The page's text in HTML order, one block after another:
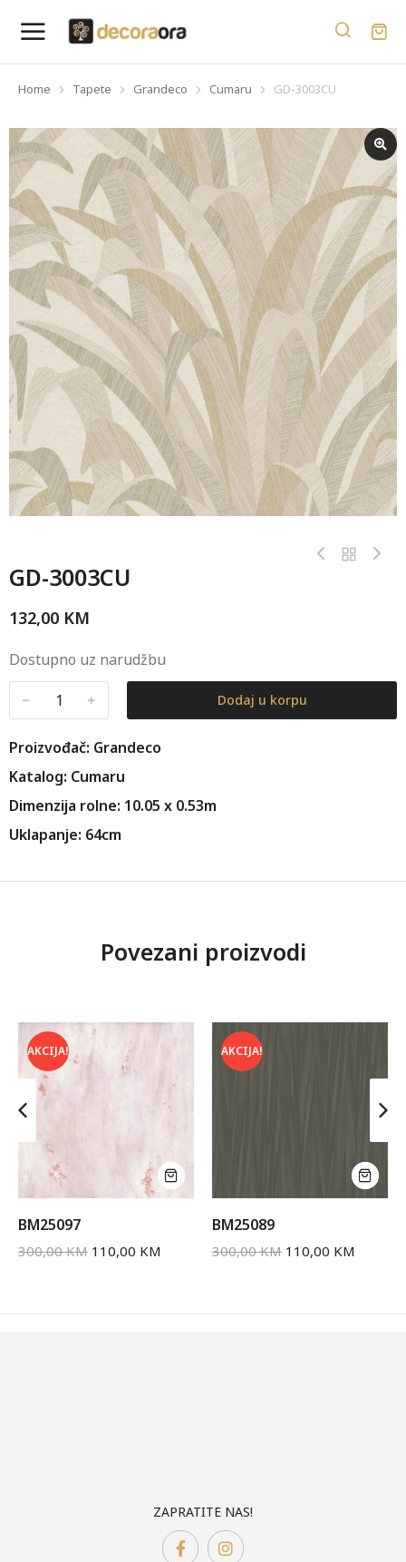
You are here:
Home Tapete Grandeco Cumaru GD-3003CU
GD-3003CU
132,00 KM
Dostupno uz narudžbu
﹣ ﹢ Dodaj u korpu
Proizvođač: Grandeco
Katalog: Cumaru
Dimenzija rolne: 10.05 x 0.53m
Uklapanje: 64cm
Povezani proizvodi
AKCIJA!
BM25097
300,00KM 110,00 KM
AKCIJA!
BM25089
300,00KM 110,00 KM
ZAPRATITE NAS!